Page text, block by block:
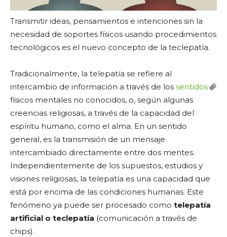
Transmitir ideas, pensamientos e intenciones sin la
necesidad de soportes físicos usando procedimientos
tecnológicos es el nuevo concepto de la teclepatía.
Tradicionalmente, la telepatía se refiere al
intercambio de información a través de los sentidos
físicos mentales no conocidos, o, según algunas
creencias religiosas, a través de la capacidad del
espíritu humano, como el alma. En un sentido
general, es la transmisión de un mensaje
intercambiado directamente entre dos mentes.
Independientemente de los supuestos, estudios y
visiones religiosas, la telepatía es una capacidad que
está por encima de las condiciones humanas. Este
fenómeno ya puede ser procesado como telepatía
artificial o teclepatía (comunicación a través de
chips).